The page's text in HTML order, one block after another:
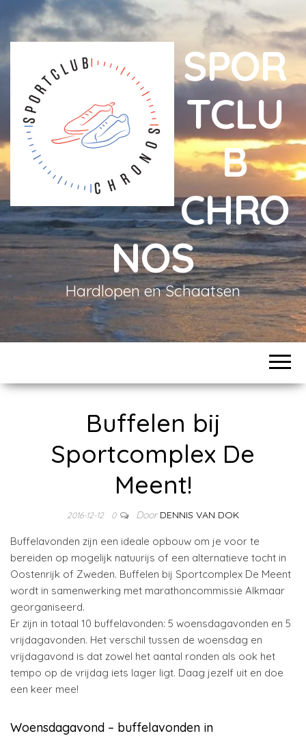
SPOR
TCLU
B
CHRO
NOS
Hardlopen en Schaatsen
Buffelen bij
Sportcomplex De
Meent!
2016-12-12 0 Door DENNIS VAN DOK
Buffelavonden zijn een ideale opbouw om je voor te
bereiden op mogelijk natuurijs of een alternatieve tocht in
Oostenrijk of Zweden. Buffelen bij Sportcomplex De Meent
wordt in samenwerking met marathoncommissie Alkmaar
georganiseerd.
Er zijn in totaal 10 buffelavonden: 5 woensdagavonden en 5
vrijdagavonden. Het verschil tussen de woensdag en
vrijdagavond is dat zowel het aantal ronden als ook het
tempo op de vrijdag iets lager ligt. Daag jezelf uit en doe
een keer mee!
Woensdagavond – buffelavonden in